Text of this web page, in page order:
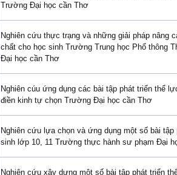
Trường Đại học cần Thơ
Nghiên cứu thực trạng và những giải pháp nâng
chất cho học sinh Trường Trung học Phổ thông
Đại học cần Thơ
Nghiên cúu ứng dụng các bài tập phát triển thể
điền kinh tự chọn Trường Đại học cần Thơ
Nghiên cứu lựa chọn và ứng dụng một số bài
sinh lớp 10, 11 Trường thực hành sư phạm Đại
Nghiên cứu xây dựng một số bài tập phát triển